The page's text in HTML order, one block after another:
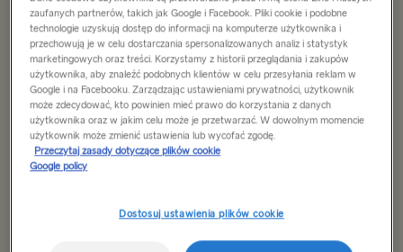
Gdynia → Karlskrona
DO SZWECJI
Gdynia → Karlskrona
Rostock → Trelleborg
Kilonia → Göteborg
Ventspils → Nynäshamn
Data wypłynięcia
zaufanych partnerów, takich jak Google i Facebook. Pliki cookie i podobne
technologie uzyskują dostęp do informacji na komputerze użytkownika i
przechowują je w celu dostarczania spersonalizowanych analiz i statystyk
marketingowych oraz treści. Korzystamy z historii przeglądania i zakupów
użytkownika, aby znaleźć podobnych klientów w celu przesyłania reklam w
Google i na Facebooku. Zarządzając ustawieniami prywatności, użytkownik
może zdecydować, kto powinien mieć prawo do korzystania z danych
użytkownika oraz w jakim celu może je przetwarzać. W dowolnym momencie
użytkownik może zmienić ustawienia lub wycofać zgodę.
Przeczytaj zasady dotyczące plików cookie
Google policy
Dostosuj ustawienia plików cookie